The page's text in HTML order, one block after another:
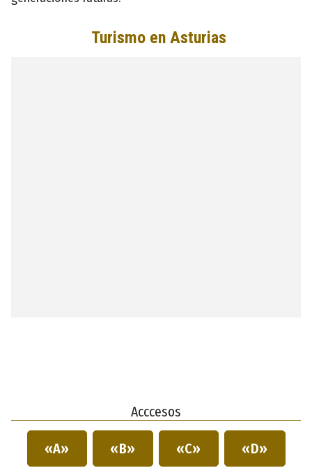
Acccesos
«A» «B» «C» «D»